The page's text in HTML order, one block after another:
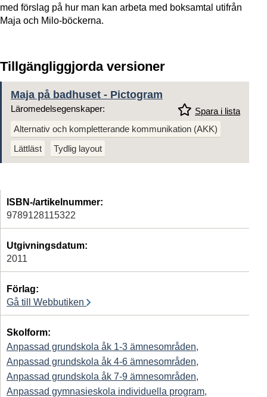
med förslag på hur man kan arbeta med boksamtal utifrån
Maja och Milo-böckerna.
Tillgängliggjorda versioner
Maja på badhuset - Pictogram
Spara i lista
Läromedelsegenskaper:
Alternativ och kompletterande kommunikation (AKK)
Lättläst
Tydlig layout
ISBN-/artikelnummer:
9789128115322
Utgivningsdatum:
2011
Förlag:
Gå till Webbutiken
Skolform:
Anpassad grundskola åk 1-3 ämnesområden,
Anpassad grundskola åk 4-6 ämnesområden,
Anpassad grundskola åk 7-9 ämnesområden,
Anpassad gymnasieskola individuella program,